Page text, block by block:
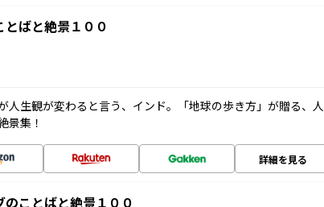
ばと絶景１００
人生観が変わると言う、インド。「地球の歩き方」が贈る、人
景集！
詳細を見る
ことばと絶景１００